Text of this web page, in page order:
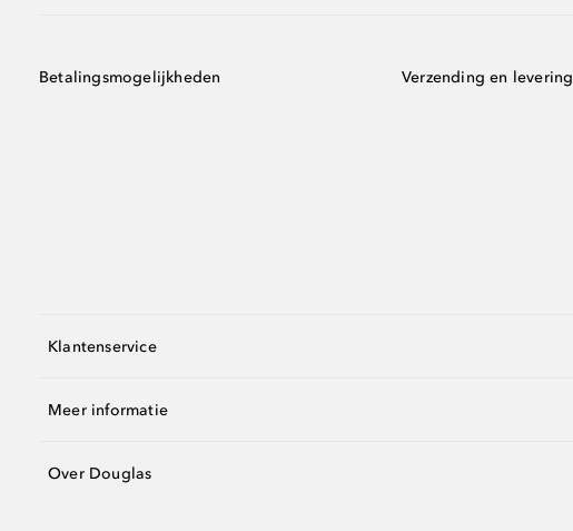
Betalingsmogelijkheden Verzending en levering
Klantenservice
Meer informatie
Over Douglas